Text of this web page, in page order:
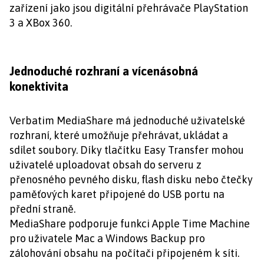
zařízení jako jsou digitální přehrávače PlayStation
3 a XBox 360.
Jednoduché rozhraní a vícenásobná
konektivita
Verbatim MediaShare má jednoduché uživatelské
rozhraní, které umožňuje přehrávat, ukládat a
sdílet soubory. Díky tlačítku Easy Transfer mohou
uživatelé uploadovat obsah do serveru z
přenosného pevného disku, flash disku nebo čtečky
paměťových karet připojené do USB portu na
přední straně.
MediaShare podporuje funkci Apple Time Machine
pro uživatele Mac a Windows Backup pro
zálohování obsahu na počítači připojeném k síti.